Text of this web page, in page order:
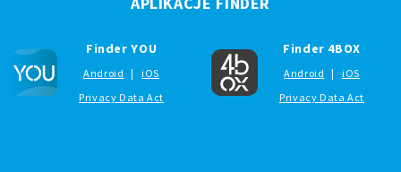
Finder YOU
Android |
iOS
Privacy Data Act
Finder 4BOX
Android |
iOS
Privacy Data Act